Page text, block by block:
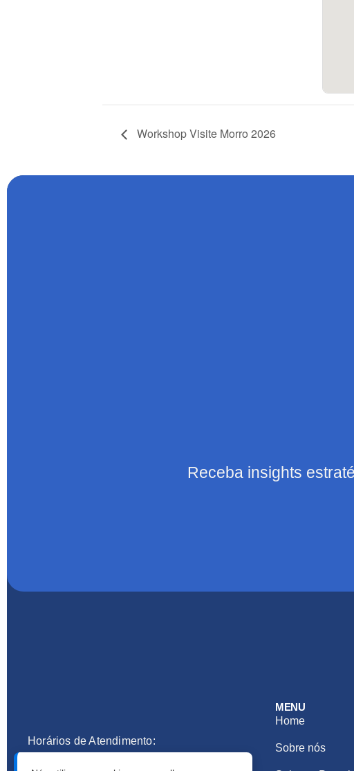
Workshop Visite Morro 2026
Receba insights
Horários de Atendimento:
MENU
Home
Sobre nós